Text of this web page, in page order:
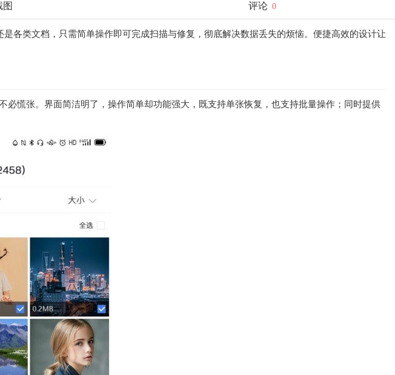
图 评论 0
各类文档，只需简单操作即可完成扫描与修复，彻底解决数据丢失的烦恼。便捷高效的设计让
慌张。界面简洁明了，操作简单却功能强大，既支持单张恢复，也支持批量操作；同时提供